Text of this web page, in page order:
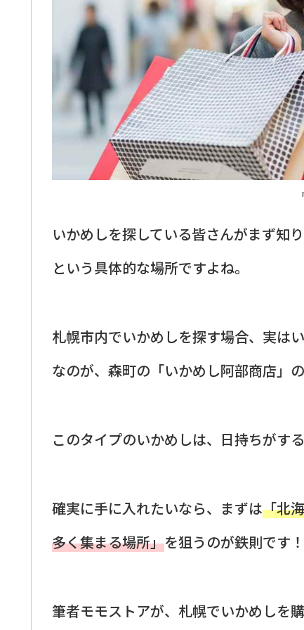
いかめしを探している皆さんがまず知
という具体的な場所ですよね。
札幌市内でいかめしを探す場合、実は
なのが、森町の「いかめし阿部商店」
このタイプのいかめしは、日持ちがす
確実に手に入れたいなら、まずは「北
多く集まる場所」を狙うのが鉄則です！
筆者モモストアが、札幌でいかめしを